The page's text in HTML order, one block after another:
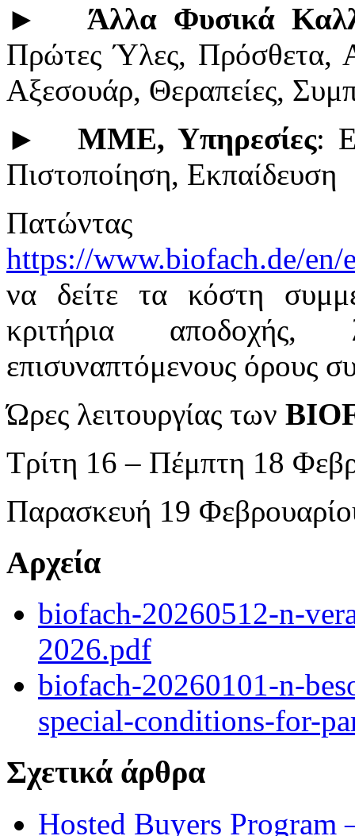
► Άλλα Φυσικά
Πρώτες Ύλες, Πρόσθετα,
Αξεσουάρ, Θεραπείες,
► ΜΜΕ, Υπηρεσίες:
Πιστοποίηση, Εκπαίδευση
Πατώντας
https://www.biofach.de/
να δείτε τα κόστη
κριτήρια αποδοχής,
επισυναπτόμενους όρους
Ώρες λειτουργίας των
Τρίτη 16 – Πέμπτη 18
Παρασκευή 19
Αρχεία
biofach-20260512-n-
2026.pdf
biofach-20260101-n-
special-conditions-for-
Σχετικά άρθρα
Hosted Buyers Program